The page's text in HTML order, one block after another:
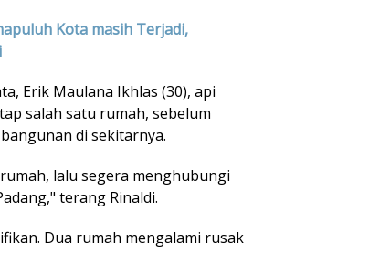
Kota masih Terjadi,
Erik Maulana Ikhlas (30), api
salah satu rumah, sebelum
di sekitarnya.
lalu segera menghubungi
terang Rinaldi.
Dua rumah mengalami rusak